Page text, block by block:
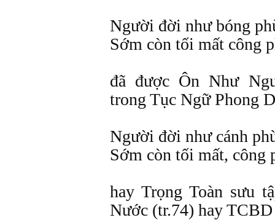
Người đời như bóng
Sớm còn tối mất công
đã được Ôn Như
trong Tục Ngữ Phong
Người đời như cánh
Sớm còn tối mất, công
hay Trọng Toàn sưu
Nước (tr.74) hay